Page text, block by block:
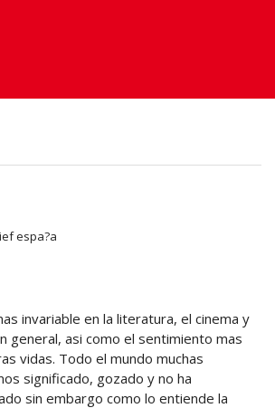
espa?a
invariable en la literatura, el cinema y
general, asi como el sentimiento mas
vidas. Todo el mundo muchas
significado, gozado y no ha
sin embargo como lo entiende la